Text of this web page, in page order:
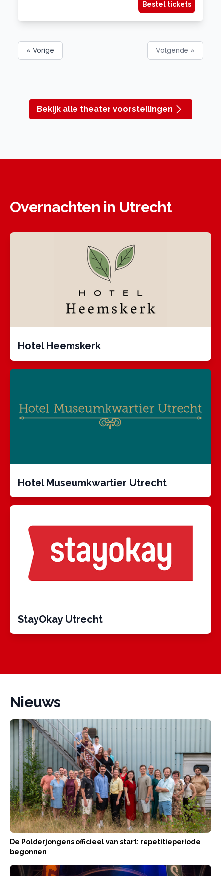
Bestel tickets
« Vorige Volgende »
Bekijk alle theater voorstellingen
Overnachten in Utrecht
Hotel Heemskerk
Hotel Museumkwartier Utrecht
StayOkay Utrecht
Nieuws
De Polderjongens officieel van start: repetitieperiode
begonnen